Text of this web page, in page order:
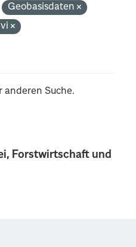
Forstwirtschaft und
Geobasisdaten
anderen Suche.